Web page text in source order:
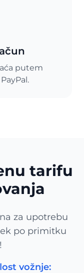
putem
tarifu
za upotrebu
po primitku
vožnje: